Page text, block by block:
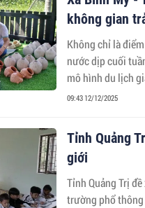
không gian
Không chỉ là
nước dịp cuối
mô hình du lịch
trường học tại
09:43 12/12/2025
Tỉnh Quảng
giới
Tỉnh Quảng Trị
trường phổ thông